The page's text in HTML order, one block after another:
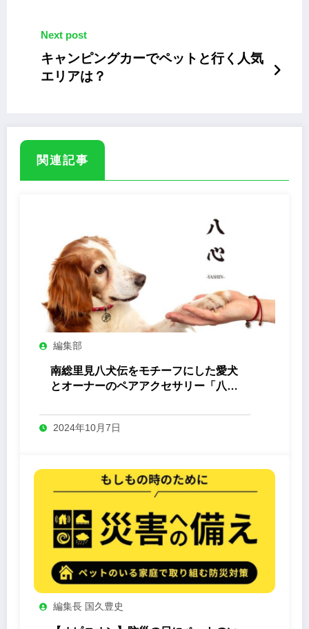
Next post
キャンピングカーでペットと行く人気
エリアは？
関連記事
編集部
南総里見八犬伝をモチーフにした愛犬
とオーナーのペアアクセサリー「八心
2024年10月7日
編集長 国久豊史